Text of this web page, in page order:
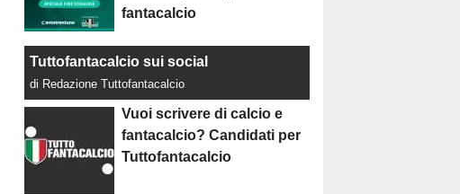
fantacalcio
Tuttofantacalcio sui social
di Redazione Tuttofantacalcio
Vuoi scrivere di calcio e
fantacalcio? Candidati per
Tuttofantacalcio